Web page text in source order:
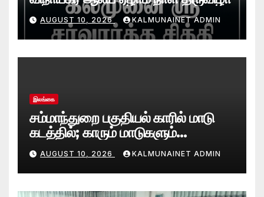
AUGUST 10, 2026 KALMUNAINET ADMIN
இலங்கை
சம்மாந்துறை பகுதியல் காரில் மாடு
கடத்தில்; காரும் மாடுகளும்
பொலிஸாரால் பறிமுதல்
AUGUST 10, 2026 KALMUNAINET ADMIN